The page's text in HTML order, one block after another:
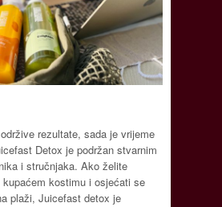
rezultate, sada je vrijeme
Detox je podržan stvarnim
i stručnjaka. Ako želite
kostimu i osjećati se
plaži, Juicefast detox je